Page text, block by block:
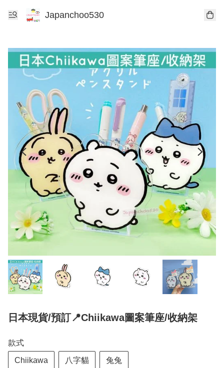
Japanchoo530
日本現貨/預訂📍Chiikawa圖案筆座/收納架
款式
Chiikawa 八字貓 兔兔